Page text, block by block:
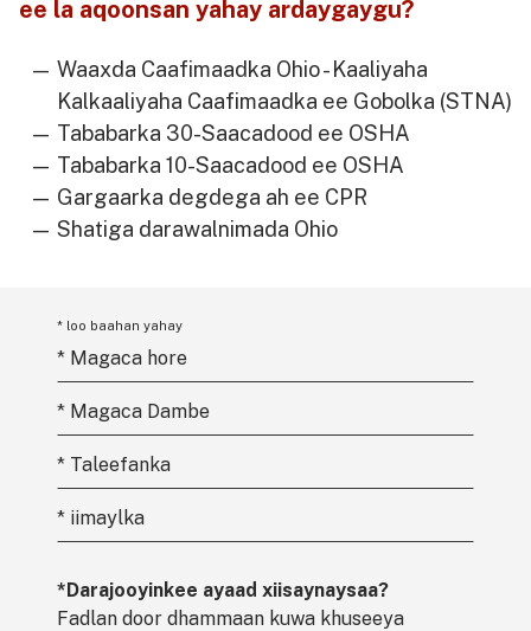
ee la aqoonsan yahay ardaygaygu?
Waaxda Caafimaadka Ohio - Kaaliyaha
Kalkaaliyaha Caafimaadka ee Gobolka (STNA)
Tababarka 30-Saacadood ee OSHA
Tababarka 10-Saacadood ee OSHA
Gargaarka degdega ah ee CPR
Shatiga darawalnimada Ohio
* loo baahan yahay
* Magaca hore
* Magaca Dambe
* Taleefanka
* iimaylka
*Darajooyinkee ayaad xiisaynaysaa?
Fadlan door dhammaan kuwa khuseeya